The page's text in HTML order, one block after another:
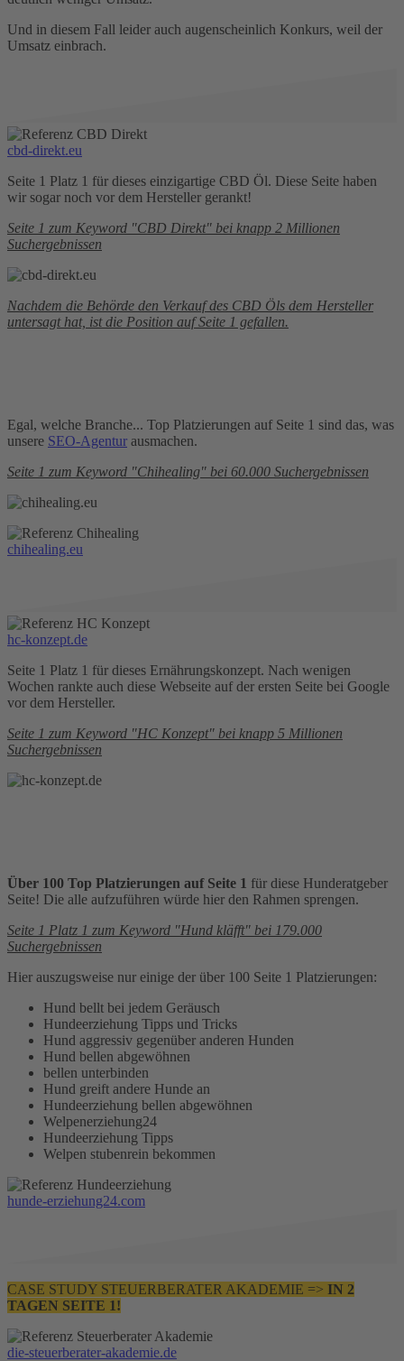
Und in diesem Fall leider auch augenscheinlich Konkurs, weil der
Umsatz einbrach.
cbd-direkt.eu
Seite 1 Platz 1 für dieses einzigartige CBD Öl. Diese Seite haben
wir sogar noch vor dem Hersteller gerankt!
Seite 1 zum Keyword "CBD Direkt" bei knapp 2 Millionen
Suchergebnissen
Nachdem die Behörde den Verkauf des CBD Öls dem Hersteller
untersagt hat, ist die Position auf Seite 1 gefallen.
Egal, welche Branche... Top Platzierungen auf Seite 1 sind das, was
unsere SEO-Agentur ausmachen.
Seite 1 zum Keyword "Chihealing" bei 60.000 Suchergebnissen
chihealing.eu
hc-konzept.de
Seite 1 Platz 1 für dieses Ernährungskonzept. Nach wenigen
Wochen rankte auch diese Webseite auf der ersten Seite bei Google
vor dem Hersteller.
Seite 1 zum Keyword "HC Konzept" bei knapp 5 Millionen
Suchergebnissen
Über 100 Top Platzierungen auf Seite 1 für diese Hunderatgeber
Seite! Die alle aufzuführen würde hier den Rahmen sprengen.
Seite 1 Platz 1 zum Keyword "Hund kläfft" bei 179.000
Suchergebnissen
Hier auszugsweise nur einige der über 100 Seite 1 Platzierungen:
Hund bellt bei jedem Geräusch
Hundeerziehung Tipps und Tricks
Hund aggressiv gegenüber anderen Hunden
Hund bellen abgewöhnen
bellen unterbinden
Hund greift andere Hunde an
Hundeerziehung bellen abgewöhnen
Welpenerziehung24
Hundeerziehung Tipps
Welpen stubenrein bekommen
hunde-erziehung24.com
CASE STUDY STEUERBERATER AKADEMIE => IN 2
TAGEN SEITE 1!
die-steuerberater-akademie.de